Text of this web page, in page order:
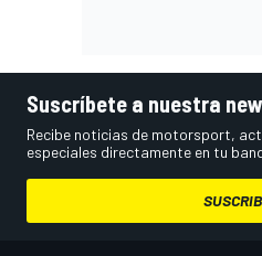
Suscríbete a nuestra
Recibe noticias de motorsport,
especiales directamente en tu